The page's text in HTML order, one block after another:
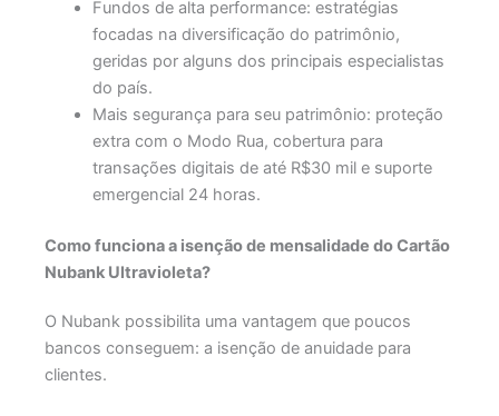
Fundos de alta performance: estratégias
focadas na diversificação do patrimônio,
geridas por alguns dos principais especialistas
do país.
Mais segurança para seu patrimônio: proteção
extra com o Modo Rua, cobertura para
transações digitais de até R$30 mil e suporte
emergencial 24 horas.
Como funciona a isenção de mensalidade do Cartão
Nubank Ultravioleta?
O Nubank possibilita uma vantagem que poucos
bancos conseguem: a isenção de anuidade para
clientes.